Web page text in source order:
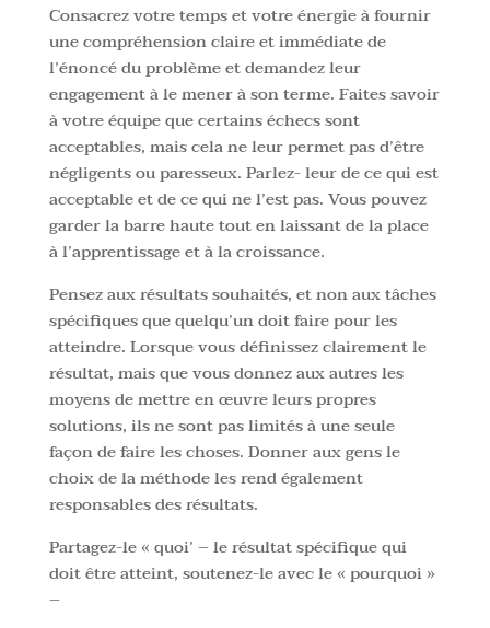
Consacrez votre temps et votre énergie à fournir
une compréhension claire et immédiate de
l’énoncé du problème et demandez leur
engagement à le mener à son terme. Faites savoir
à votre équipe que certains échecs sont
acceptables, mais cela ne leur permet pas d’être
négligents ou paresseux. Parlez- leur de ce qui est
acceptable et de ce qui ne l’est pas. Vous pouvez
garder la barre haute tout en laissant de la place
à l’apprentissage et à la croissance.
Pensez aux résultats souhaités, et non aux tâches
spécifiques que quelqu’un doit faire pour les
atteindre. Lorsque vous définissez clairement le
résultat, mais que vous donnez aux autres les
moyens de mettre en œuvre leurs propres
solutions, ils ne sont pas limités à une seule
façon de faire les choses. Donner aux gens le
choix de la méthode les rend également
responsables des résultats.
Partagez-le « quoi’ – le résultat spécifique qui
doit être atteint, soutenez-le avec le « pourquoi »
–